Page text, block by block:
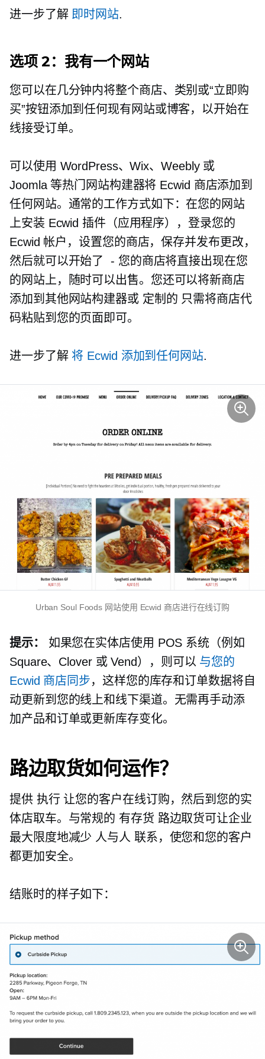
进一步了解 即时网站.
选项 2：我有一个网站
您可以在几分钟内将整个商店、类别或“立即购
买”按钮添加到任何现有网站或博客，以开始在
线接受订单。
可以使用 WordPress、Wix、Weebly 或
Joomla 等热门网站构建器将 Ecwid 商店添加到
任何网站。通常的工作方式如下：在您的网站
上安装 Ecwid 插件（应用程序），登录您的
Ecwid 帐户，设置您的商店，保存并发布更改，
然后就可以开始了
- 您的商店将直接出现在您
的网站上，随时可以出售。您还可以将新商店
添加到其他网站构建器或 定制的 只需将商店代
码粘贴到您的页面即可。
进一步了解 将 Ecwid 添加到任何网站.
Urban Soul Foods 网站使用 Ecwid 商店进行在线订购
提示：
如果您在实体店使用 POS 系统（例如
Square、Clover 或 Vend），则可以 与您的
Ecwid 商店同步，这样您的库存和订单数据将自
动更新到您的线上和线下渠道。无需再手动添
加产品和订单或更新库存变化。
路边取货如何运作？
提供 执行 让您的客户在线订购，然后到您的实
体店取车。与常规的 有存货 路边取货可让企业
最大限度地减少 人与人 联系，使您和您的客户
都更加安全。
结账时的样子如下：